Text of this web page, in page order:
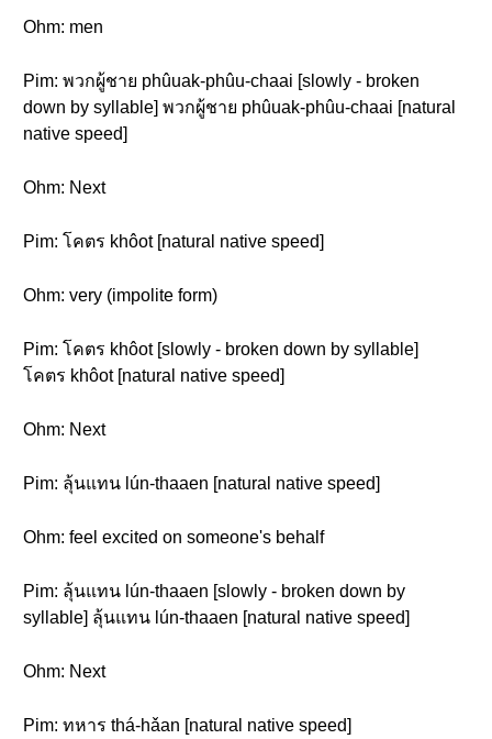
Ohm: men
Pim: พวกผู้ชาย phûuak-phûu-chaai [slowly - broken
down by syllable] พวกผู้ชาย phûuak-phûu-chaai [natural
native speed]
Ohm: Next
Pim: โคตร khôot [natural native speed]
Ohm: very (impolite form)
Pim: โคตร khôot [slowly - broken down by syllable]
โคตร khôot [natural native speed]
Ohm: Next
Pim: ลุ้นแทน lún-thaaen [natural native speed]
Ohm: feel excited on someone's behalf
Pim: ลุ้นแทน lún-thaaen [slowly - broken down by
syllable] ลุ้นแทน lún-thaaen [natural native speed]
Ohm: Next
Pim: ทหาร thá-hǎan [natural native speed]